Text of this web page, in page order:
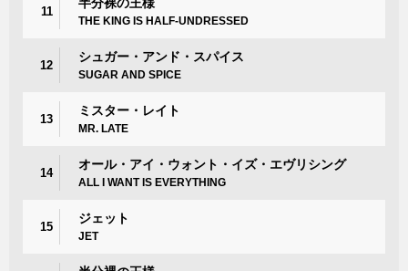
11
THE KING IS HALF-UNDRESSED
12
シュガー・アンド・スパイス
SUGAR AND SPICE
13
ミスター・レイト
MR. LATE
14
オール・アイ・ウォント・イズ・エヴリシング
ALL I WANT IS EVERYTHING
15
ジェット
JET